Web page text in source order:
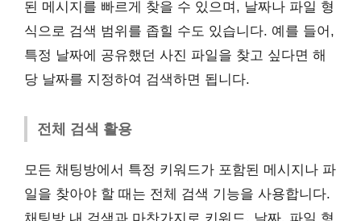
된 메시지를 빠르게 찾을 수 있으며, 날짜나 파일 형
식으로 검색 범위를 좁힐 수도 있습니다. 예를 들어,
특정 날짜에 공유했던 사진 파일을 찾고 싶다면 해
당 날짜를 지정하여 검색하면 됩니다.
전체 검색 활용
모든 채팅방에서 특정 키워드가 포함된 메시지나 파
일을 찾아야 할 때는 전체 검색 기능을 사용합니다.